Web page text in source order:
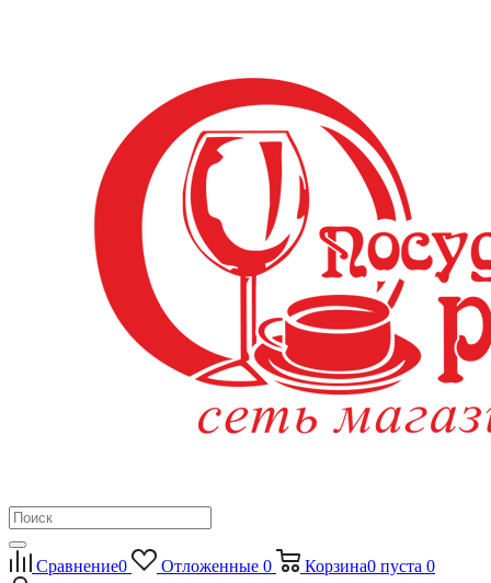
Сравнение0 Отложенные 0 Корзина0 пуста 0